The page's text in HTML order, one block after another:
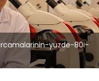
yuzde-80i-